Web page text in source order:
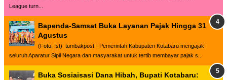
League turn...
Bapenda-Samsat Buka Layanan Pajak Hingga 31
Agustus
(Foto: Ist) tumbakpost - Pemerintah Kabupaten Kotabaru mengajak
seluruh Aparatur Sipil Negara dan masyarakat untuk tertib membayar pajak s...
Buka Sosiaisasi Dana Hibah, Bupati Kotabaru: